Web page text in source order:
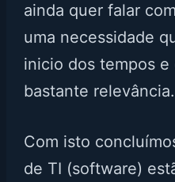
ainda quer falar
uma necessidade
inicio dos tempos
bastante relevância.
Com isto
de TI (software)